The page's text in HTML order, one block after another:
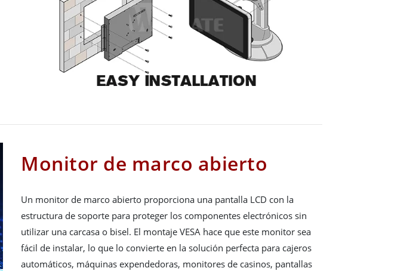
Monitor de marco abierto
Un monitor de marco abierto proporciona una pantalla LCD con la
estructura de soporte para proteger los componentes electrónicos sin
utilizar una carcasa o bisel. El montaje VESA hace que este monitor sea
fácil de instalar, lo que lo convierte en la solución perfecta para cajeros
automáticos, máquinas expendedoras, monitores de casinos, pantallas